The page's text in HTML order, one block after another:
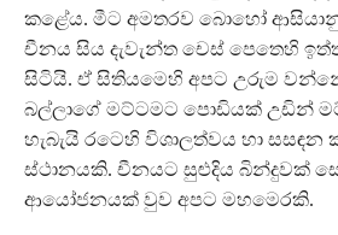
කළේය. මීට අමතරව බොහෝ ආසියානු
චීනය සිය දැවැන්ත චෙස් පෙතෙහි
සිටියි. ඒ සිතියමෙහි අපට උරුම
බල්ලාගේ මට්ටමට පොඩියක් උඩින්
හැබැයි රටෙහි විශාලත්වය හා සසඳන
ස්ථානයකි. චීනයට සුළුදිය බින්දුවක්
ආයෝජනයක් වුව අපට මහමෙරකි.